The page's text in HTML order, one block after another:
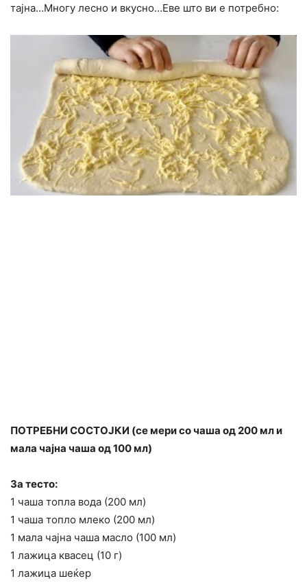
тајна…Многу лесно и вкусно…Еве што ви е потребно:
ПОТРЕБНИ СОСТОЈКИ (се мери со чаша од 200 мл и
мала чајна чаша од 100 мл)
За тесто:
1 чаша топла вода (200 мл)
1 чаша топло млеко (200 мл)
1 мала чајна чаша масло (100 мл)
1 лажица квасец (10 г)
1 лажица шеќер